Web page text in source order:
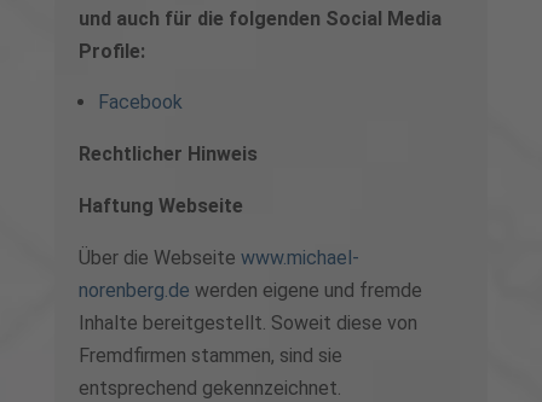
und auch für die folgenden Social Media
Profile:
Facebook
Rechtlicher Hinweis
Haftung Webseite
Über die Webseite www.michael-
norenberg.de werden eigene und fremde
Inhalte bereitgestellt. Soweit diese von
Fremdfirmen stammen, sind sie
entsprechend gekennzeichnet.